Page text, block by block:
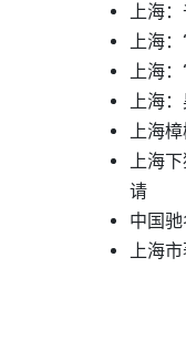
上海
上海
上海
上海
上海
上海
请
中国
上海